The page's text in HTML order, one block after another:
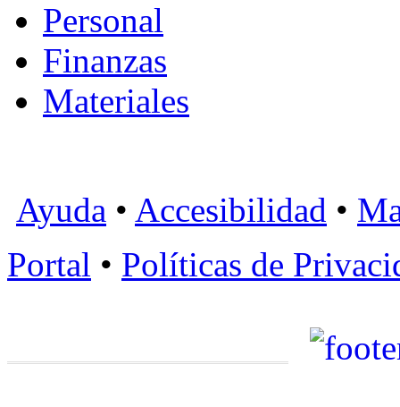
Personal
Finanzas
Materiales
Ayuda • Accesibilidad •
Portal • Políticas de